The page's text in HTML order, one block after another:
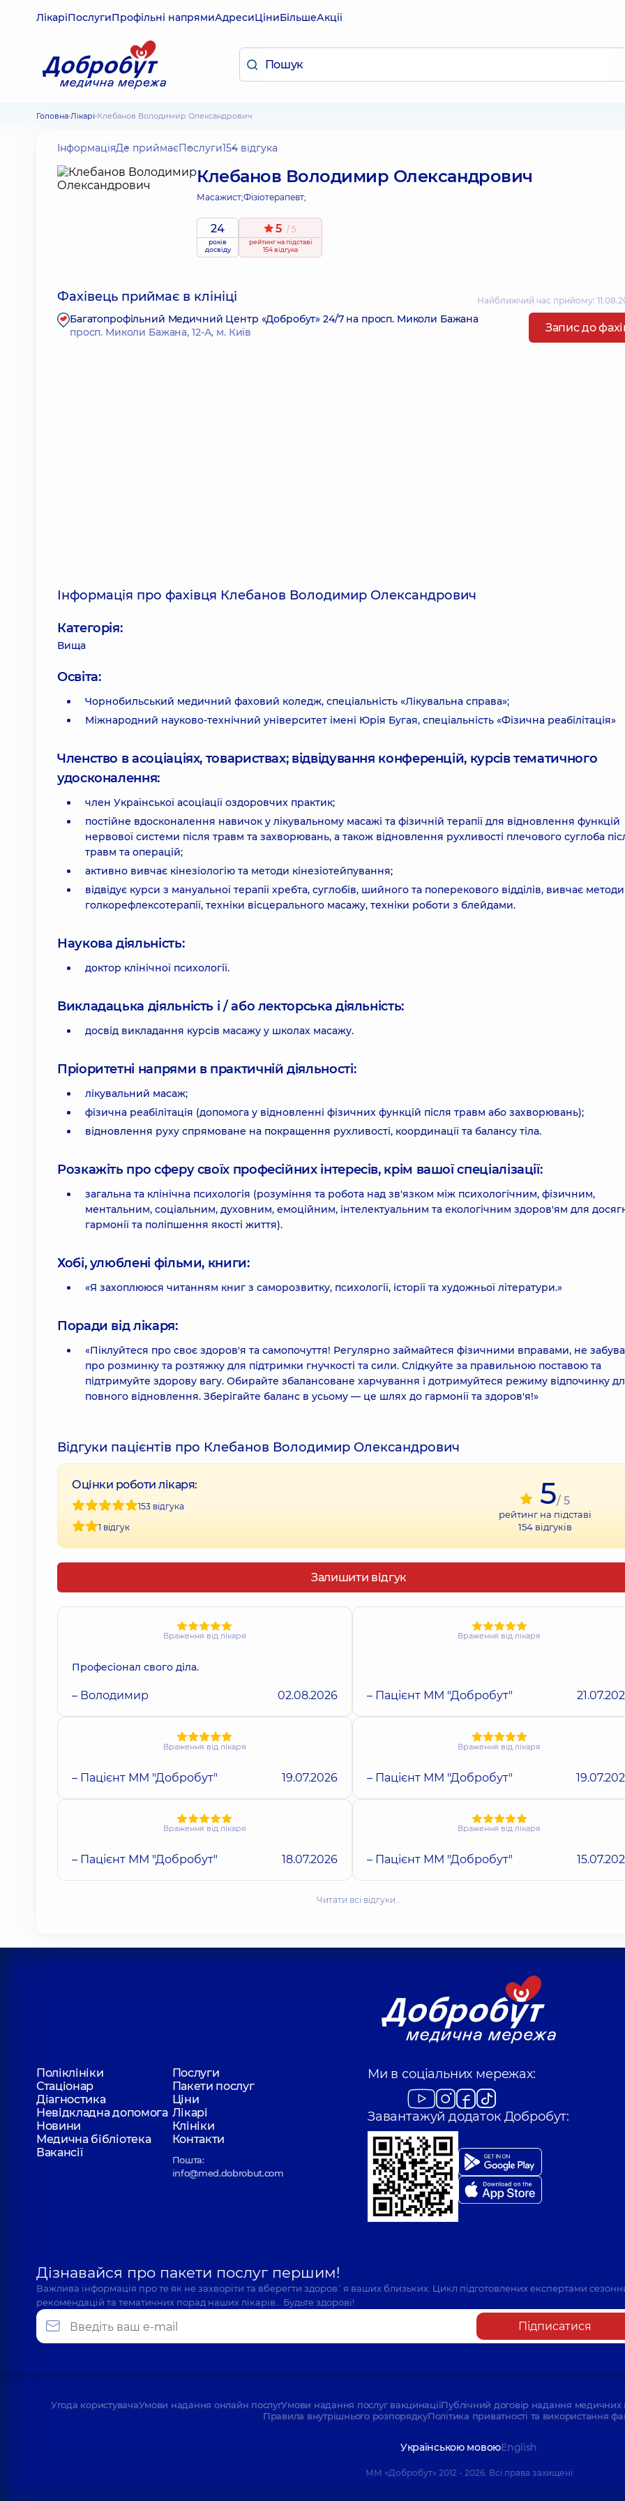
ЛікаріПослугиПрофільні напрямиАдресиЦіниБільшеАкції
Головна Лікарі Клебанов Володимир Олександрович
ІнформаціяДе приймаєПослуги154 відгука
Клебанов Володимир Олександрович
Масажист;Фізіотерапевт;
24
років
досвіду
5 / 5
рейтингна підставі
154 відгука
Фахівець приймає в клініці Найближчий час прийому:
Багатопрофільний Медичний Центр «Добробут» 24/7 на просп. Миколи Бажана
просп. Миколи Бажана, 12-А, м. Київ
Запис до
Інформація про фахівця Клебанов Володимир Олександрович
Категорія:
Вища
Освіта:
Чорнобильський медичний фаховий коледж, спеціальність «Лікувальна справа»;
Міжнародний науково-технічний університет імені Юрія Бугая, спеціальність «Фізична реабілітація»
Членство в асоціаціях, товариствах; відвідування конференцій, курсів тематичного
удосконалення:
член Української асоціації оздоровчих практик;
постійне вдосконалення навичок у лікувальному масажі та фізичній терапії для відновлення функцій
нервової системи після травм та захворювань, а також відновлення рухливості плечового суглоба
травм та операцій;
активно вивчає кінезіологію та методи кінезіотейпування;
відвідує курси з мануальної терапії хребта, суглобів, шийного та поперекового відділів, вивчає методи
голкорефлексотерапії, техніки вісцерального масажу, техніки роботи з блейдами.
Наукова діяльність:
доктор клінічної психології.
Викладацька діяльність і / або лекторська діяльність:
досвід викладання курсів масажу у школах масажу.
Пріоритетні напрями в практичній діяльності:
лікувальний масаж;
фізична реабілітація (допомога у відновленні фізичних функцій після травм або захворювань);
відновлення руху спрямоване на покращення рухливості, координації та балансу тіла.
Розкажіть про сферу своїх професійних інтересів, крім вашої спеціалізації:
загальна та клінічна психологія (розуміння та робота над зв'язком між психологічним, фізичним,
ментальним, соціальним, духовним, емоційним, інтелектуальним та екологічним здоров'ям для
гармонії та поліпшення якості життя).
Хобі, улюблені фільми, книги:
«Я захоплююся читанням книг з саморозвитку, психології, історії та художньої літератури.»
Поради від лікаря:
«Піклуйтеся про своє здоров'я та самопочуття! Регулярно займайтеся фізичними вправами, не
про розминку та розтяжку для підтримки гнучкості та сили. Слідкуйте за правильною поставою та
підтримуйте здорову вагу. Обирайте збалансоване харчування і дотримуйтеся режиму відпочинку
повного відновлення. Зберігайте баланс в усьому — це шлях до гармонії та здоров'я!»
Відгуки пацієнтів про Клебанов Володимир Олександрович
Оцінки роботи лікаря:
153 відгука
1 відгук
5/ 5
рейтинг на підставі
154відгуків
Залишити відгук
Враження від лікаря
Професіонал свого діла.
– Володимир 02.08.2026
Враження від лікаря
– Пацієнт ММ "Добробут"
Враження від лікаря
– Пацієнт ММ "Добробут" 19.07.2026
Враження від лікаря
– Пацієнт ММ "Добробут"
Враження від лікаря
– Пацієнт ММ "Добробут" 18.07.2026
Враження від лікаря
– Пацієнт ММ "Добробут"
Читати всі відгуки…
Поліклініки
Послуги
Стаціонар
Пакети послуг
Діагностика
Ціни
Невідкладна допомога Лікарі
Новини
Клініки
Медична бібліотека
Контакти
Вакансії
Пошта:
info@med.dobrobut.com
Ми в соціальних мережах:
Завантажуй додаток Добробут:
Дізнавайся про пакети послуг першим!
Важлива інформація про те як не захворіти та вберегти здоров`я ваших близьких. Цикл підготовлених експертами
рекомендацій та тематичних порад наших лікарів… Будьте здорові!
Підписатися
Угода користувачаУмови надання онлайн послугУмови надання послуг вакцинаціїПублічний договір надання медичних
Правила внутрішнього розпорядкуПолітика приватності та використання
Українською мовоюEnglish
ММ «Добробут» 2012 - 2026. Всі права захищені